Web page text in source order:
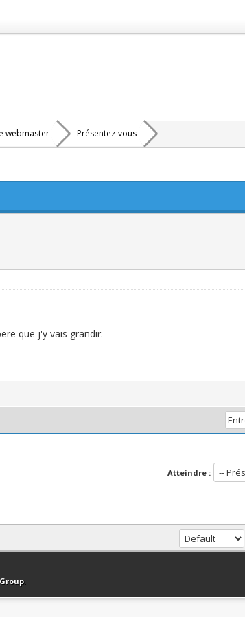
webmaster Présentez-vous
que j'y vais grandir.
Atteindre :
Version bas-débit (Archivé) Syndication RSS
.